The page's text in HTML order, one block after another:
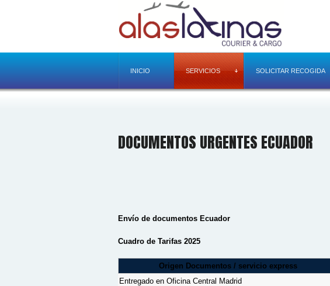
INICIO SERVICIOS SOLICITAR RECOGIDA
DOCUMENTOS URGENTES ECUADOR
Envío de documentos Ecuador
Cuadro de Tarifas 2025
Origen Documentos / servicio express
Entregado en Oficina Central Madrid